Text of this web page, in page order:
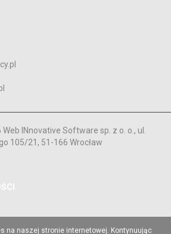
INnovative Software sp. z o. o., ul.
105/21, 51-166 Wrocław
na naszej stronie internetowej. Kontynuując